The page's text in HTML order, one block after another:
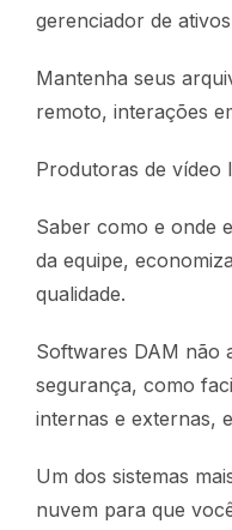
gerenciador de
Mantenha seus
remoto, interações
Produtoras de vídeo
Saber como e onde
da equipe,
qualidade.
Softwares DAM não
segurança, como
internas e externas,
Um dos sistemas
nuvem para que